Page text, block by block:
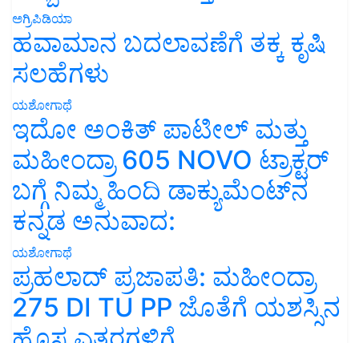
ಅಗ್ರಿಪಿಡಿಯಾ
ಹವಾಮಾನ ಬದಲಾವಣೆಗೆ ತಕ್ಕ ಕೃಷಿ
ಸಲಹೆಗಳು
ಯಶೋಗಾಥೆ
ಇದೋ ಅಂಕಿತ್ ಪಾಟೀಲ್ ಮತ್ತು
ಮಹೀಂದ್ರಾ 605 NOVO ಟ್ರಾಕ್ಟರ್
ಬಗ್ಗೆ ನಿಮ್ಮ ಹಿಂದಿ ಡಾಕ್ಯುಮೆಂಟ್‌ನ
ಕನ್ನಡ ಅನುವಾದ:
ಯಶೋಗಾಥೆ
ಪ್ರಹಲಾದ್ ಪ್ರಜಾಪತಿ: ಮಹೀಂದ್ರಾ
275 DI TU PP ಜೊತೆಗೆ ಯಶಸ್ಸಿನ